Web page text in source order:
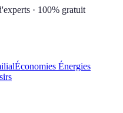
· 100% gratuit
Économies Énergies